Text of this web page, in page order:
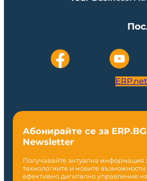
Абонирайте се за ERP.BG
Newsletter
Получавайте актуална информация
технологиите и новите възможности
ефективно дигитално управление